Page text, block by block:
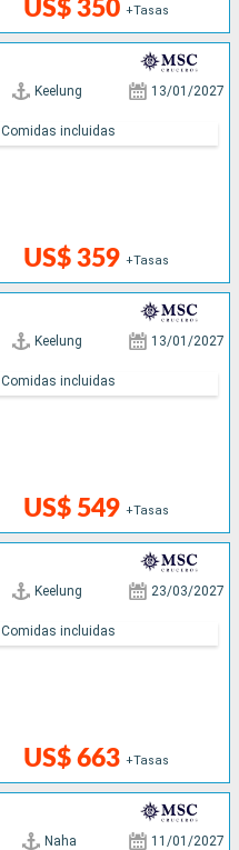
US$ 350 +Tasas
Keelung 13/01/2027
US$ 359 +Tasas
Comidas incluidas
Keelung 13/01/2027
US$ 549 +Tasas
Comidas incluidas
Keelung 23/03/2027
US$ 663 +Tasas
Comidas incluidas
Naha 11/01/2027